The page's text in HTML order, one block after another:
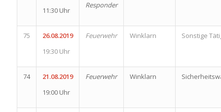
11:30 Uhr
Responder
75
26.08.2019
19:30 Uhr
Feuerwehr Winklarn Sonstige
74
21.08.2019
19:00 Uhr
Feuerwehr Winklarn